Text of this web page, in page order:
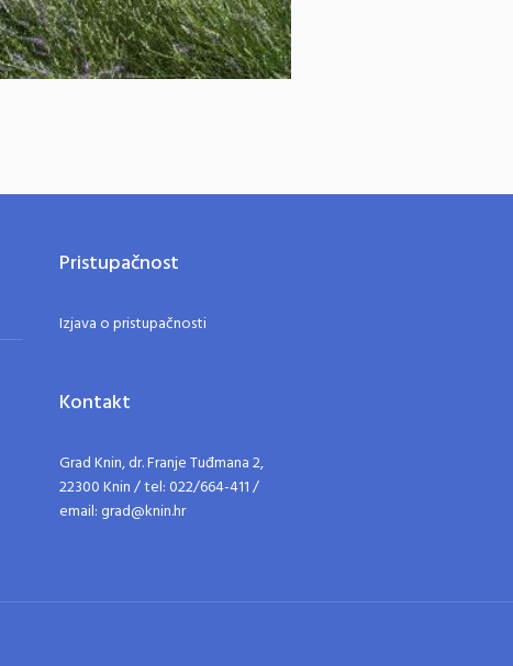
Pristupačnost
Izjava o pristupačnosti
Kontakt
Grad Knin, dr. Franje Tuđmana 2,
22300 Knin / tel: 022/664-411 /
email: grad@knin.hr